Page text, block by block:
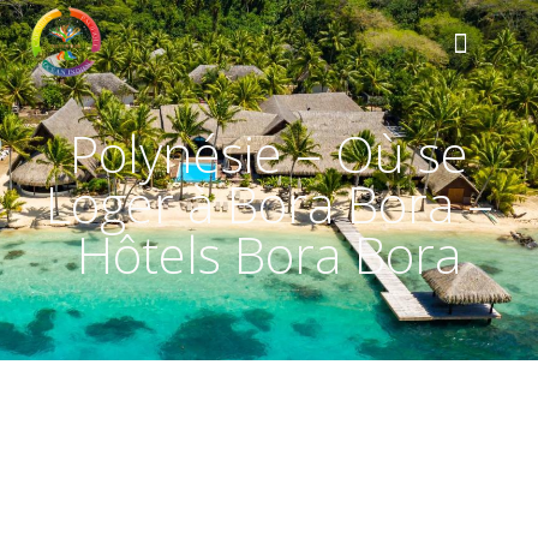
Polynésie – Où se
Loger à Bora Bora –
Hôtels Bora Bora